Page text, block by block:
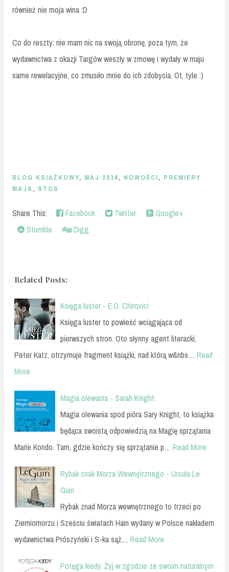
również nie moja wina :D
Co do reszty: nie mam nic na swoją obronę, poza tym, że
wydawnictwa z okazji Targów weszły w zmowę i wydały w maju
same rewelacyjne, co zmusiło mnie do ich zdobycia. Ot, tyle :)
BLOG KSIĄŻKOWY, MAJ 2016, NOWOŚCI, PREMIERY
MAJA, STOS
Share This: Facebook Twitter
Google+
Stumble
Digg
Related Posts:
Księga luster - E.O. Chirovici
Księga luster to powieść wciągająca od
pierwszych stron. Oto słynny agent literacki,
Peter Katz, otrzymuje fragment książki, nad którą w&nbs… Read
More
Magia olewania - Sarah Knight
Magia olewania spod pióra Sary Knight, to książka
będąca swoistą odpowiedzią na Magię sprzątania
Marie Kondo. Tam, gdzie kończy się sprzątanie p… Read More
Rybak znak Morza Wewnętrznego - Ursula Le
Guin
Rybak znad Morza wewnętrznego to trzeci po
Ziemiomorzu i Sześciu światach Hain wydany w Polsce nakładem
wydawnictwa Prószyński i S-ka sąż… Read More
Potęga kiedy. Żyj w zgodzie ze swoim naturalnym